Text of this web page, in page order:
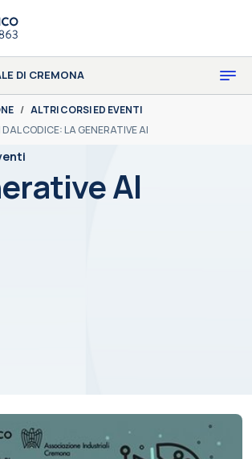
DI CREMONA
ALTRI CORSI ED EVENTI
CODICE: LA GENERATIVE AI
AI